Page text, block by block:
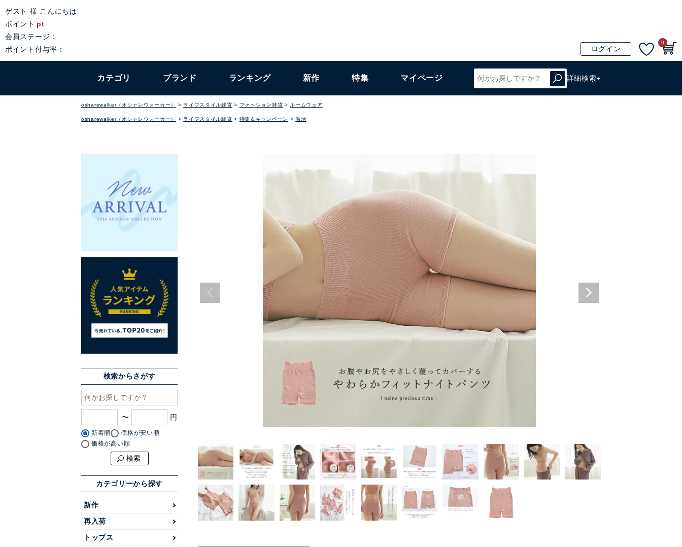
ゲスト 様 こんにちは
ポイント pt
会員ステージ：
ポイント付与率：
ログイン
0
カテゴリ ブランド ランキング 新作 特集 マイページ 詳細検索+
osharewalker（オシャレウォーカー） ライフスタイル雑貨 ファッション雑貨 ルームウェア
osharewalker（オシャレウォーカー） ライフスタイル雑貨 特集＆キャンペーン 温活
検索からさがす
〜
新着順
価格が安い順
価格が高い順
検索
カテゴリーから探す
新作
再入荷
トップス